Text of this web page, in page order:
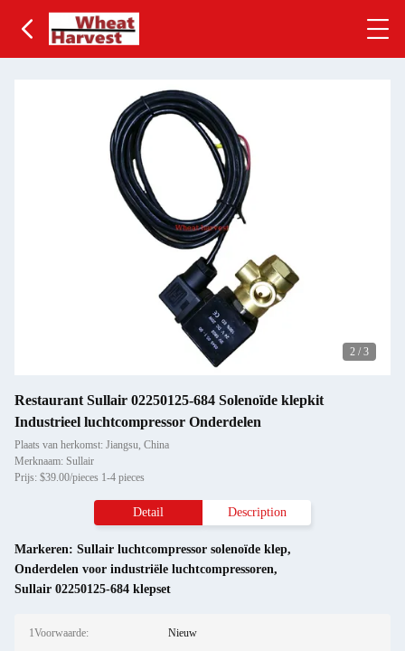
2 / 3
Restaurant Sullair 02250125-684 Solenoïde klepkit
Industrieel luchtcompressor Onderdelen
Plaats van herkomst: Jiangsu, China
Merknaam: Sullair
Prijs: $39.00/pieces 1-4 pieces
Detail Description
Markeren: Sullair luchtcompressor solenoïde klep,
Onderdelen voor industriële luchtcompressoren,
Sullair 02250125-684 klepset
1Voorwaarde: Nieuw